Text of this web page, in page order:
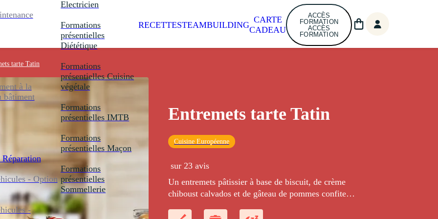
à la
bâtiment
- Option
-
Electricien
Formations
présentielles
Diététique
Formations
présentielles Cuisine
végétale
Formations
présentielles IMTB
Formations
présentielles Maçon
Formations
présentielles
Sommellerie
RECETTESTEAMBUILDING
CARTE
CADEAU
ACCÈS
FORMATION
ACCÈS
FORMATION
tarte Tatin
Entremets tarte Tatin
Cuisine Européenne
sur 23 avis
Un entremets pâtissier à base de biscuit, de crème
chiboust calvados et de gâteau de pommes confites